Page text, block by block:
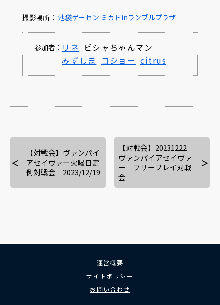
撮影場所： 池袋ゲーセン ミカドinランブルプラザ
参加者： リネ
ビシャちゃんマン
みずしま
コショー citrus
【対戦会】ヴァンパイ
アセイヴァー火曜日定
例対戦会 2023/12/19
【対戦会】20231222
ヴァンパイアセイヴァ
ー フリープレイ対戦
会
運営概要
サイトポリシー
お問い合わせ